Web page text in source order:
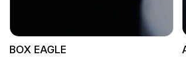
BOX EAGLE